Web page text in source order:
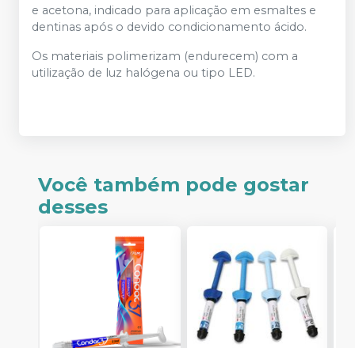
e acetona, indicado para aplicação em esmaltes e
dentinas após o devido condicionamento ácido.
Os materiais polimerizam (endurecem) com a
utilização de luz halógena ou tipo LED.
Você também pode gostar
desses